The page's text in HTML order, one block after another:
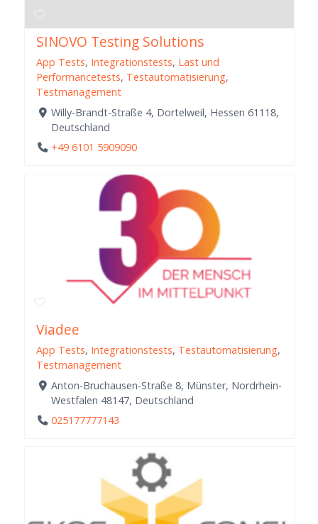
SINOVO Testing Solutions
App Tests, Integrationstests, Last und
Performancetests, Testautomatisierung,
Testmanagement
Willy-Brandt-Straße 4, Dortelweil, Hessen 61118,
Deutschland
+49 6101 5909090
Viadee
App Tests, Integrationstests, Testautomatisierung,
Testmanagement
Anton-Bruchausen-Straße 8, Münster, Nordrhein-
Westfalen 48147, Deutschland
025177777143